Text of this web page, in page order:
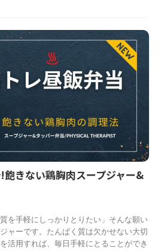
きない鶏胸肉スープジャー&
を手軽にしっかりとりたい」そんな願い
ャーです。たんぱく質は欠かせない大切
活用すれば、毎日手軽にとることができ